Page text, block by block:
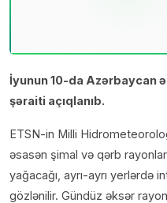
İyunun 10-da Azərbaycan
şəraiti açıqlanıb.
ETSN-in Milli
əsasən şimal və qərb
yağacağı, ayrı-ayrı yerlərdə
gözlənilir. Gündüz əksər